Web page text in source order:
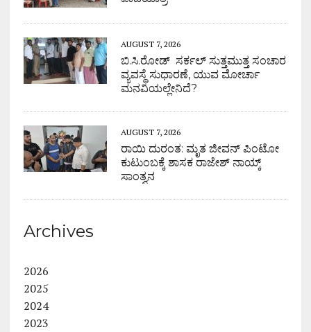
AUGUST 7, 2026
ಬಿ.ಸಿ.ರೋಡ್ ಸರ್ಕಲ್ ಸುತ್ತಮುತ್ತ ಸಂಚಾರ
ವ್ಯವಸ್ಥೆ ಸುಧಾರಣೆ, ಯುವ ಮೋರ್ಚಾ
ಮನವಿಯಲ್ಲೇನಿದೆ?
AUGUST 7, 2026
ರಾಯಿ ದುರಂತ: ಮೃತ ಜೀವನ್ ಪಿಂಟೋ
ಕುಟುಂಬಕ್ಕೆ ಶಾಸಕ ರಾಜೇಶ್ ನಾಯ್ಕ್
ಸಾಂತ್ವನ
Archives
2026
2025
2024
2023